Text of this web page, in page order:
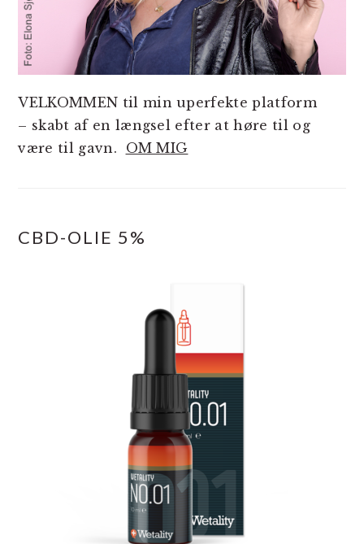
VELKOMMEN til min uperfekte platform
– skabt af en længsel efter at høre til og
være til gavn. OM MIG
CBD-OLIE 5%